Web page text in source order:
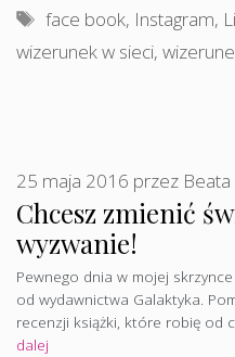
Tagi
face book, Instagram,
wizerunek w sieci,
Chcesz zmienić
wyzwanie!
25 maja 2016 przez
Pewnego dnia w mojej
od wydawnictwa Galaktyka.
recenzji książki, które robię od
dalej